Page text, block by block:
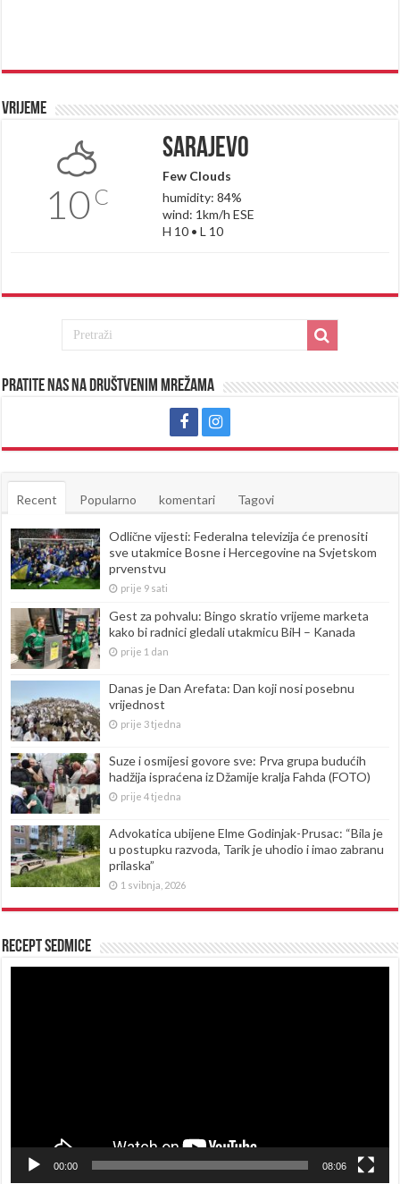
Vrijeme
10 C
Sarajevo
Few Clouds
humidity: 84%
wind: 1km/h ESE
H 10 • L 10
Pratite nas na društvenim mrežama
Recent Popularno komentari Tagovi
Odlične vijesti: Federalna televizija će prenositi
sve utakmice Bosne i Hercegovine na Svjetskom
prvenstvu
prije 9 sati
Gest za pohvalu: Bingo skratio vrijeme marketa
kako bi radnici gledali utakmicu BiH – Kanada
prije 1 dan
Danas je Dan Arefata: Dan koji nosi posebnu
vrijednost
prije 3 tjedna
Suze i osmijesi govore sve: Prva grupa budućih
hadžija ispraćena iz Džamije kralja Fahda (FOTO)
prije 4 tjedna
Advokatica ubijene Elme Godinjak-Prusac: “Bila je
u postupku razvoda, Tarik je uhodio i imao zabranu
prilaska”
1 svibnja, 2026
Recept sedmice
00:00 08:06